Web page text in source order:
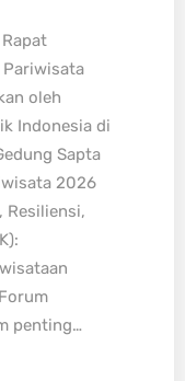
Pariwisata
oleh
Indonesia di
Sapta
2026
Resiliensi,
penting…